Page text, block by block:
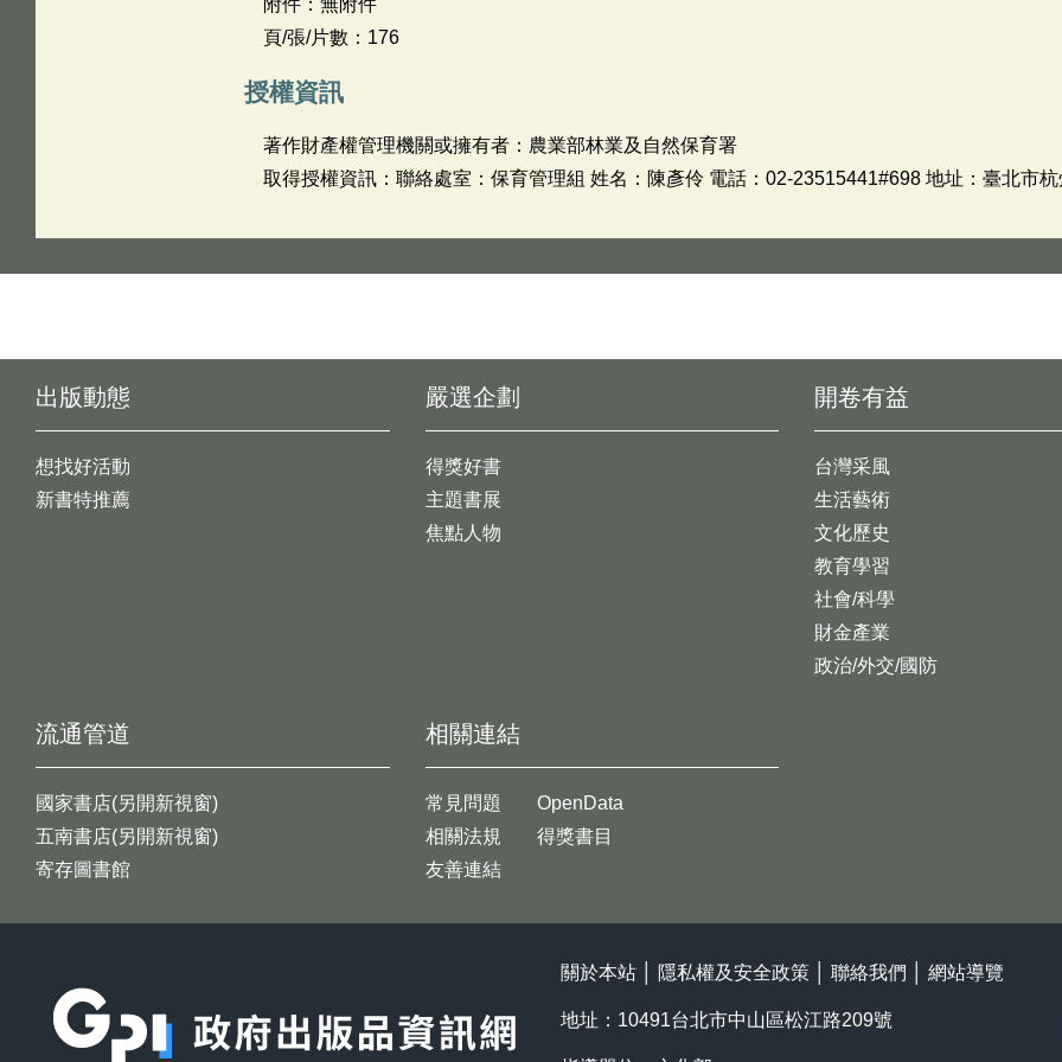
附件：無附件
頁/張/片數：176
授權資訊
著作財產權管理機關或擁有者：農業部林業及自然保育署
取得授權資訊：聯絡處室：保育管理組 姓名：陳彥伶 電話：02-23515441#698 地址：臺北市
出版動態
想找好活動
新書特推薦
開卷有益
台灣采風
生活藝術
文化歷史
教育學習
社會/科學
財金產業
政治/外交/國防
嚴選企劃
得獎好書
主題書展
焦點人物
流通管道
國家書店(另開新視窗)
五南書店(另開新視窗)
寄存圖書館
相關連結
常見問題
相關法規
友善連結
OpenData
得獎書目
關於本站 隱私權及安全政策 聯絡我們 網站導覽
地址：10491台北市中山區松江路209號